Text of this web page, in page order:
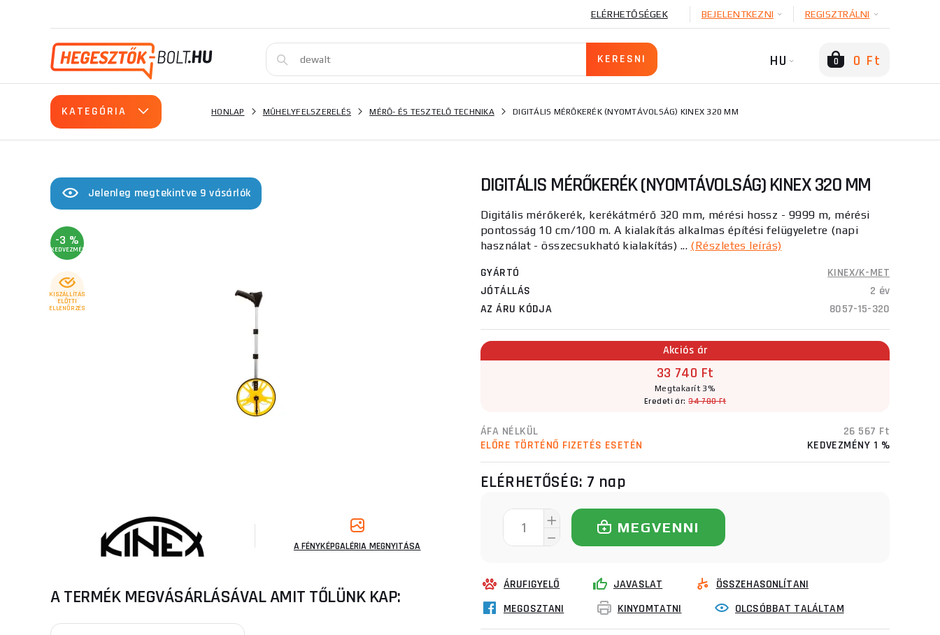
ELÉRHETŐSÉGEK BEJELENTKEZNI REGISZTRÁLNI
HU 0 0 Ft
KATEGÓRIA HONLAP MŰHELYFELSZERELÉS MÉRŐ- ÉS TESZTELŐ TECHNIKA DIGITÁLIS MÉRŐKERÉK (NYOMTÁVOLSÁG) KINEX 320 MM
Jelenleg megtekintve 9 vásárlók
-3 %
KEDVEZMÉNY
KISZÁLLÍTÁS
ELŐTTI
ELLENŐRZÉS
A FÉNYKÉPGALÉRIA MEGNYITÁSA
A TERMÉK MEGVÁSÁRLÁSÁVAL AMIT TŐLÜNK KAP:
DIGITÁLIS MÉRŐKERÉK (NYOMTÁVOLSÁG) KINEX 320 MM
Digitális mérőkerék, kerékátmérő 320 mm, mérési hossz - 9999 m, mérési
pontosság 10 cm/100 m. A kialakítás alkalmas építési felügyeletre (napi
használat - összecsukható kialakítás) ... (Részletes leírás)
GYÁRTÓ
KINEX/K-MET
JÓTÁLLÁS
2 év
AZ ÁRU KÓDJA
8057-15-320
Akciós ár
33 740 Ft
Megtakarít 3%
Eredeti ár:34 780 Ft
ÁFA NÉLKÜL
26 567 Ft
ELŐRE TÖRTÉNŐ FIZETÉS ESETÉN
KEDVEZMÉNY 1 %
ELÉRHETŐSÉG: 7 nap
MEGVENNI
ÁRUFIGYELŐ JAVASLAT
ÖSSZEHASONLÍTANI
MEGOSZTANI
KINYOMTATNI OLCSÓBBAT TALÁLTAM